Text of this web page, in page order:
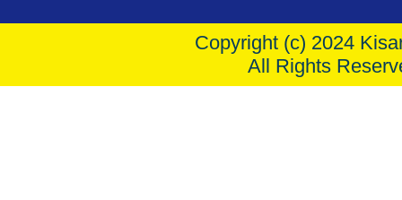
Copyright (c) 2024
All Rights